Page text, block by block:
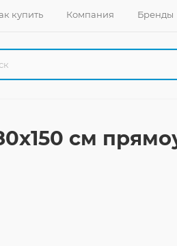
купить Компания Бренды
см